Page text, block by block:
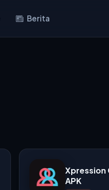
Berita
Xpression
APK